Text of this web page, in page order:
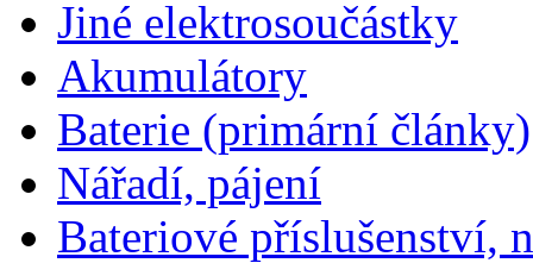
Jiné elektrosoučástky
Akumulátory
Baterie (primární články)
Nářadí, pájení
Bateriové příslušenství,